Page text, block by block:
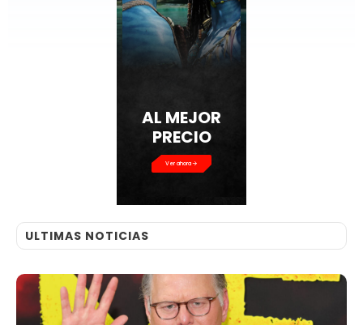
AL MEJOR
PRECIO
Ver ahora
ULTIMAS NOTICIAS